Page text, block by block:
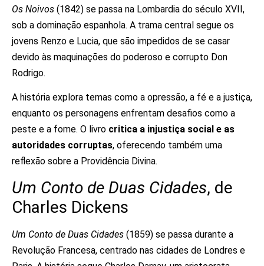
Os Noivos (1842) se passa na Lombardia do século XVII,
sob a dominação espanhola. A trama central segue os
jovens Renzo e Lucia, que são impedidos de se casar
devido às maquinações do poderoso e corrupto Don
Rodrigo.
A história explora temas como a opressão, a fé e a justiça,
enquanto os personagens enfrentam desafios como a
peste e a fome. O livro critica a injustiça social e as
autoridades corruptas, oferecendo também uma
reflexão sobre a Providência Divina.
Um Conto de Duas Cidades, de
Charles Dickens
Um Conto de Duas Cidades (1859) se passa durante a
Revolução Francesa, centrado nas cidades de Londres e